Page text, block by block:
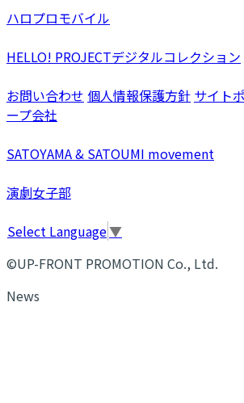
ハロプロモバイル
HELLO! PROJECTデジタルコレクション
お問い合わせ 個人情報保護方針 サイト
ープ会社
SATOYAMA & SATOUMI movement
演劇女子部
Select Language▼
©UP-FRONT PROMOTION Co., Ltd.
News